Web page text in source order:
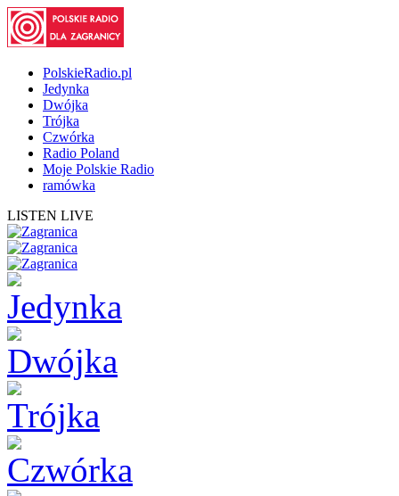
PolskieRadio.pl
Jedynka
Dwójka
Trójka
Czwórka
Radio Poland
Moje Polskie Radio
ramówka
LISTEN LIVE